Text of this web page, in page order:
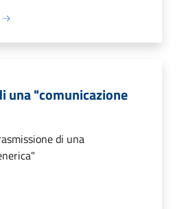
una "comunicazione
di una